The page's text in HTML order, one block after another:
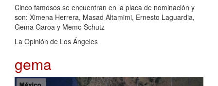
Cinco famosos se encuentran en la placa de nominación y
son: Ximena Herrera, Masad Altamimi, Ernesto Laguardia,
Gema Garoa y Memo Schutz
La Opinión de Los Ángeles
gema